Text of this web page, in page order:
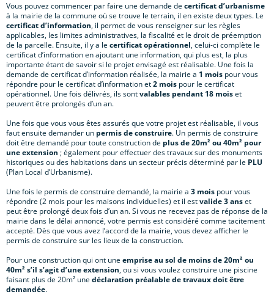
Vous pouvez commencer par faire une demande decertificat d’urbanisme
à la mairie de la commune où se trouve le terrain, il en existe deux types. Le
certificat d’information, il permet de vous renseigner sur les règles
applicables, les limites administratives, la fiscalité et le droit de préemption
de la parcelle. Ensuite, il y a lecertificat opérationnel, celui-ci complète le
certificat d’information en ajoutant une information, qui plus est, la plus
importante étant de savoir si le projet envisagé est réalisable. Une fois la
demande de certificat d’information réalisée, la mairie a 1 mois pour vous
répondre pour le certificat d’information et2 mois pour le certificat
opérationnel. Une fois délivrés, ils sontvalables pendant 18 moiset
peuvent être prolongés d’un an.
Une fois que vous vous êtes assurés que votre projet est réalisable, il vous
faut ensuite demander un permis de construire. Un permis de construire
doit être demandé pour toute construction de plus de 20m² ou 40m² pour
une extension ; également pour effectuer des travaux sur des monuments
historiques ou des habitations dans un secteur précis déterminé par le PLU
(Plan Local d’Urbanisme).
Une fois le permis de construire demandé, la mairie a 3 mois pour vous
répondre (2 mois pour les maisons individuelles) et il estvalide 3 anset
peut être prolongé deux fois d’un an. Si vous ne recevez pas de réponse de la
mairie dans le délai annoncé, votre permis est considéré comme tacitement
accepté. Dès que vous avez l’accord de la mairie, vous devez afficher le
permis de construire sur les lieux de la construction.
Pour une construction qui ont uneemprise au sol de moins de 20m² ou
40m² s’il s’agit d’une extension, ou si vous voulez construire une piscine
faisant plus de 20m² unedéclaration préalable de travaux doit être
demandée.